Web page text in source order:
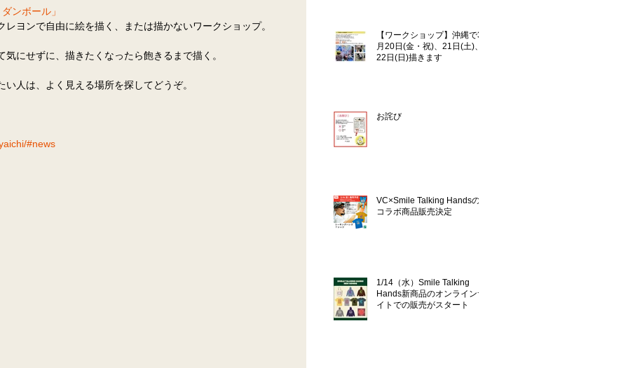
ンボール」
ヨンで自由に絵を描く、または描かないワークショップ。
にせずに、描きたくなったら飽きるまで描く。
人は、よく見える場所を探してどうぞ。
#news
【ワークショップ】沖縄で3
月20日(金・祝)、21日(土)、
22日(日)描きます
お詫び
VC×Smile Talking Handsの
コラボ商品販売決定
1/14（水）Smile Talking
Hands新商品のオンラインサ
イトでの販売がスタート